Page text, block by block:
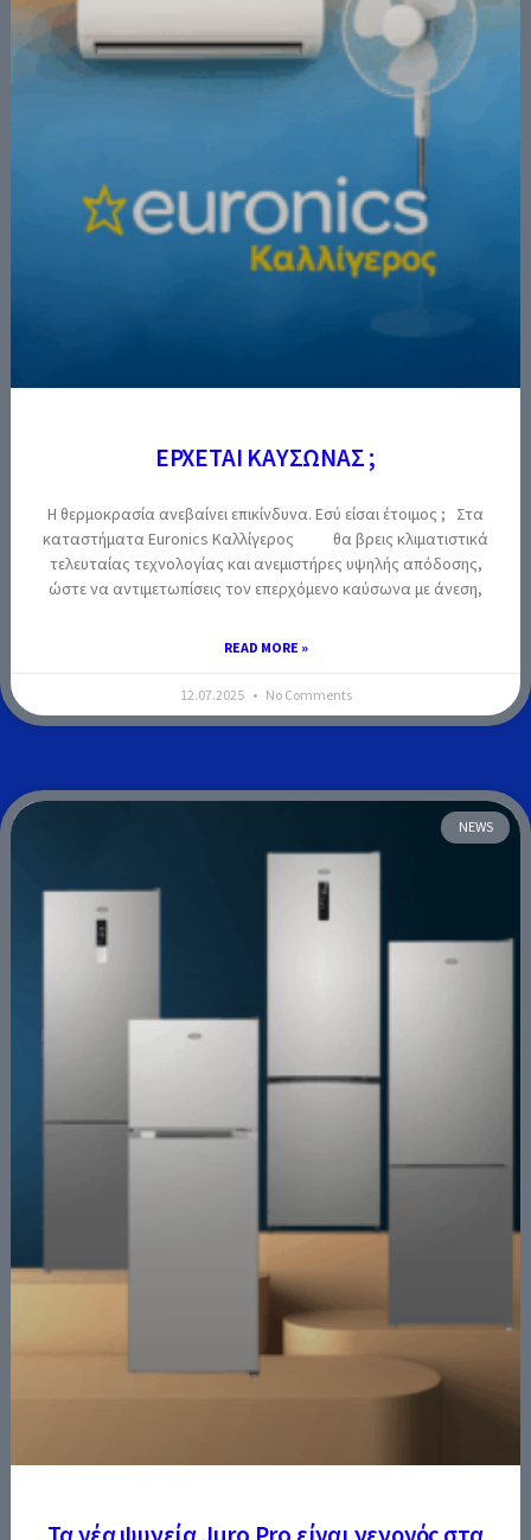
ΕΡΧΕΤΑΙ ΚΑΥΣΩΝΑΣ ;
Η θερμοκρασία ανεβαίνει επικίνδυνα. Εσύ είσαι έτοιμος ; Στα
καταστήματα Euronics Καλλίγερος θα βρεις κλιματιστικά
τελευταίας τεχνολογίας και ανεμιστήρες υψηλής απόδοσης,
ώστε να αντιμετωπίσεις τον επερχόμενο καύσωνα με άνεση,
READ MORE »
12.07.2025 No Comments
NEWS